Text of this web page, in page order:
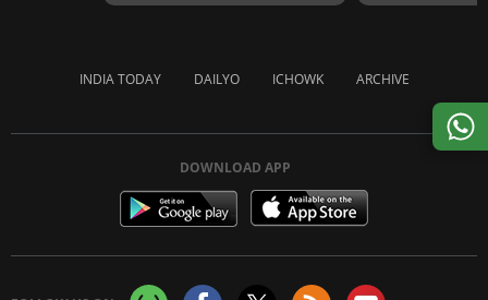
INDIA TODAY DAILYO ICHOWK ARCHIVE
DOWNLOAD APP